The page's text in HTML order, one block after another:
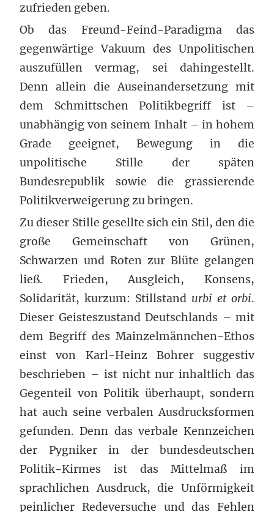
zufrieden geben.
Ob das Freund-Feind-Paradigma das
gegenwärtige Vakuum des Unpolitischen
auszufüllen vermag, sei dahingestellt.
Denn allein die Auseinandersetzung mit
dem Schmittschen Politikbegriff ist –
unabhängig von seinem Inhalt – in hohem
Grade geeignet, Bewegung in die
unpolitische Stille der späten
Bundesrepublik sowie die grassierende
Politikverweigerung zu bringen.
Zu dieser Stille gesellte sich ein Stil, den die
große Gemeinschaft von Grünen,
Schwarzen und Roten zur Blüte gelangen
ließ. Frieden, Ausgleich, Konsens,
Solidarität, kurzum: Stillstand urbi et orbi.
Dieser Geisteszustand Deutschlands – mit
dem Begriff des Mainzelmännchen-Ethos
einst von Karl-Heinz Bohrer suggestiv
beschrieben – ist nicht nur inhaltlich das
Gegenteil von Politik überhaupt, sondern
hat auch seine verbalen Ausdrucksformen
gefunden. Denn das verbale Kennzeichen
der Pygniker in der bundesdeutschen
Politik-Kirmes ist das Mittelmaß im
sprachlichen Ausdruck, die Unförmigkeit
peinlicher Redeversuche und das Fehlen